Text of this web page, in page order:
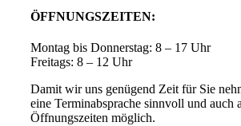
ÖFFNUNGSZEITEN:
Montag bis Donnerstag: 8 – 17 Uhr
Freitags: 8 – 12 Uhr
Damit wir uns genügend Zeit für Sie
eine Terminabsprache sinnvoll und auch
Öffnungszeiten möglich.